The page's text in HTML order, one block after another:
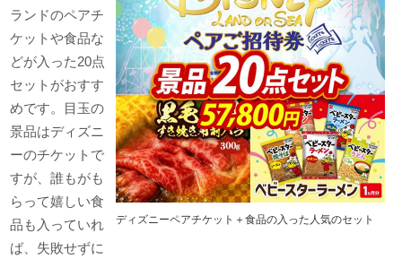
ディズニーペアチケット＋食品の入った人気のセット
ランドのペアチ
ケットや食品な
どが入った20点
セットがおすす
めです。目玉の
景品はディズニ
ーのチケットで
すが、誰もがも
らって嬉しい食
品も入っていれ
ば、失敗せずに